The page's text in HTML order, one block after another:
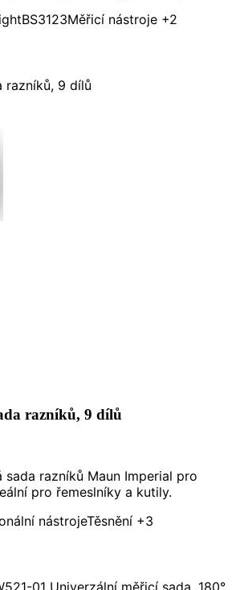
BS3123Měřicí nástroje +2
razníků, 9 dílů
razníků, 9 dílů
sada razníků Maun Imperial pro
pro řemeslníky a kutily.
nástrojeTěsnění +3
01 Univerzální měřicí sada, 180°,